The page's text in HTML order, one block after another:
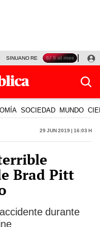
SINUANO RESULTADOS HOY
SOCIEDAD MUNDO
29 Jun 2019 | 16:03 h
Brad Pitt
durante